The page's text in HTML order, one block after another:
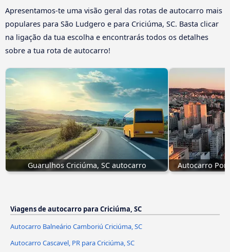
Apresentamos-te uma visão geral das rotas de autocarro mais
populares para São Ludgero e para Criciúma, SC. Basta clicar
na ligação da tua escolha e encontrarás todos os detalhes
sobre a tua rota de autocarro!
Guarulhos Criciúma, SC autocarro Autocarro
Viagens de autocarro para Criciúma, SC
Autocarro Balneário Camboriú Criciúma, SC
Autocarro Cascavel, PR para Criciúma, SC